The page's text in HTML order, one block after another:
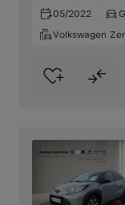
05/2022
Volkswagen